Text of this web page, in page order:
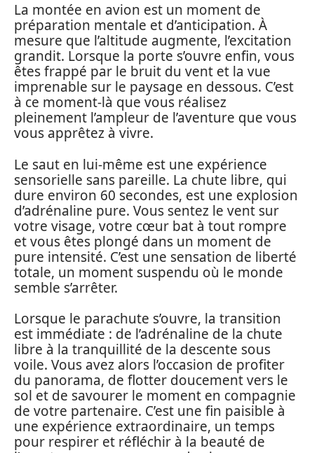
La montée en avion est un moment de
préparation mentale et d’anticipation. À
mesure que l’altitude augmente, l’excitation
grandit. Lorsque la porte s’ouvre enfin, vous
êtes frappé par le bruit du vent et la vue
imprenable sur le paysage en dessous. C’est
à ce moment-là que vous réalisez
pleinement l’ampleur de l’aventure que vous
vous apprêtez à vivre.
Le saut en lui-même est une expérience
sensorielle sans pareille. La chute libre, qui
dure environ 60 secondes, est une explosion
d’adrénaline pure. Vous sentez le vent sur
votre visage, votre cœur bat à tout rompre
et vous êtes plongé dans un moment de
pure intensité. C’est une sensation de liberté
totale, un moment suspendu où le monde
semble s’arrêter.
Lorsque le parachute s’ouvre, la transition
est immédiate : de l’adrénaline de la chute
libre à la tranquillité de la descente sous
voile. Vous avez alors l’occasion de profiter
du panorama, de flotter doucement vers le
sol et de savourer le moment en compagnie
de votre partenaire. C’est une fin paisible à
une expérience extraordinaire, un temps
pour respirer et réfléchir à la beauté de